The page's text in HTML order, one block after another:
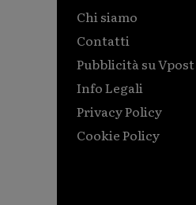
Chi siamo
Contatti
Pubblicità su Vpost
Info Legali
Privacy Policy
Cookie Policy